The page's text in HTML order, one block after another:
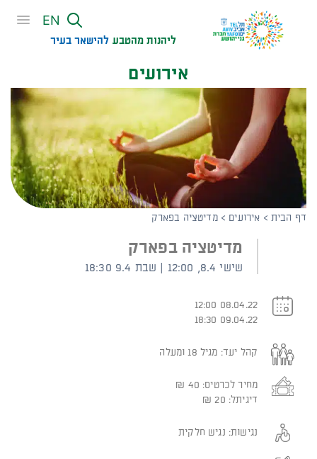
מַעֲרֶכֶת
נָגִישׁ
בִּקְלִיק
הַמְּסַיַּעַת
לִנְגִישׁוּת
הָאֲתָר.
EN
ליהנות מהטבע להישאר בעיר​
אירועים
דף הבית > אירועים >מדיטציה בפארק
מדיטציה בפארק
שישי 8.4, 12:00 | שבת 9.4 18:30
08.04.22 12:00
09.04.22 18:30
קהל יעד: מגיל 18 ומעלה
מחיר לכרטיס:
₪
דיגיתל:
₪
נגישות: נגיש חלקית